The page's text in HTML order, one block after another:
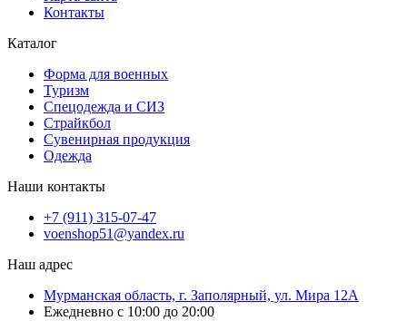
Контакты
Каталог
Форма для военных
Туризм
Спецодежда и СИЗ
Страйкбол
Сувенирная продукция
Одежда
Наши контакты
+7 (911) 315-07-47
voenshop51@yandex.ru
Наш адрес
Мурманская область, г. Заполярный, ул. Мира 12А
Ежедневно с 10:00 до 20:00